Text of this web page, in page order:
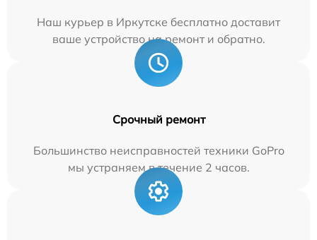
Наш курьер в Иркутске бесплатно доставит
ваше устройство на ремонт и обратно.
Срочный ремонт
Большинство неисправностей техники GoPro
мы устраняем в течение 2 часов.